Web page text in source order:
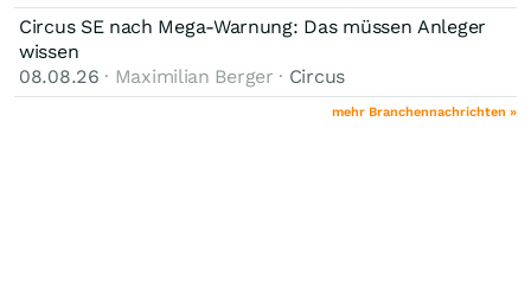
Circus SE nach Mega-Warnung: Das müssen Anleger
wissen
08.08.26 · Maximilian Berger · Circus
mehr Branchennachrichten »